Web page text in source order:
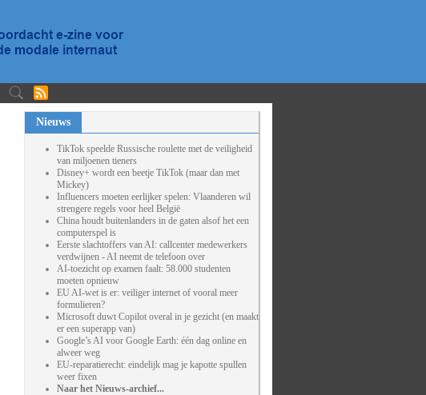
Nieuws
TikTok speelde Russische roulette met de veiligheid
van miljoenen tieners
Disney+ wordt een beetje TikTok (maar dan met
Mickey)
Influencers moeten eerlijker spelen: Vlaanderen wil
strengere regels voor heel België
China houdt buitenlanders in de gaten alsof het een
computerspel is
Eerste slachtoffers van AI: callcenter medewerkers
verdwijnen - AI neemt de telefoon over
AI-toezicht op examen faalt: 58.000 studenten
moeten opnieuw
EU AI-wet is er: veiliger internet of vooral meer
formulieren?
Microsoft duwt Copilot overal in je gezicht (en maakt
er een superapp van)
Google’s AI voor Google Earth: één dag online en
alweer weg
EU-reparatierecht: eindelijk mag je kapotte spullen
weer fixen
Naar het Nieuws-archief...